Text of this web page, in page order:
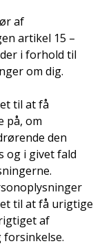
af
artikel 15 –
i forhold til
om dig.
til at få
på, om
den
og i givet fald
til at få urigtige
af
forsinkelse.